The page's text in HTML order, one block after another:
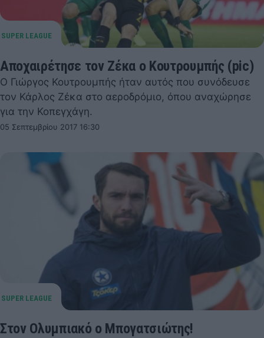
Αποχαιρέτησε τον Ζέκα ο Κουτρουμπής (pic)
Ο Γιώργος Κουτρουμπής ήταν αυτός που συνόδευσε
τον Κάρλος Ζέκα στο αεροδρόμιο, όπου αναχώρησε
για την Κοπεγχάγη.
05 Σεπτεμβρίου 2017 16:30
Στον Ολυμπιακό ο Μπογατσιώτης!